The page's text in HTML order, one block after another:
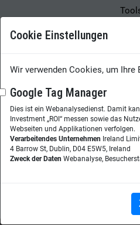
Knowledge
Enterprise
Cookie Einstellungen
Wir verwenden Cookies, um Ihre
Google Tag Manager
Dies ist ein Webanalysedienst. Damit
Investment „ROI“ messen sowie das
Webseiten und Applikationen verfolgen.
Verarbeitendes Unternehmen Ireland
4 Barrow St, Dublin, D04 E5W5, Ireland
Zweck der Daten Webanalyse,